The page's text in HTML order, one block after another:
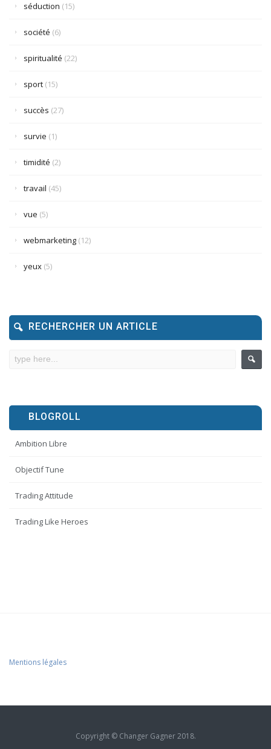
séduction (15)
société (6)
spiritualité (22)
sport (15)
succès (27)
survie (1)
timidité (2)
travail (45)
vue (5)
webmarketing (12)
yeux (5)
RECHERCHER UN ARTICLE
BLOGROLL
Ambition Libre
Objectif Tune
Trading Attitude
Trading Like Heroes
Mentions légales
Copyright © Changer Gagner 2018.